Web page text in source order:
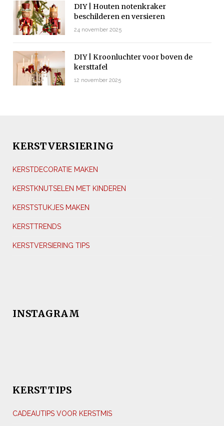
DIY | Houten notenkraker
beschilderen en versieren
24 november 2025
DIY | Kroonluchter voor boven de
kersttafel
12 november 2025
KERSTVERSIERING
KERSTDECORATIE MAKEN
KERSTKNUTSELEN MET KINDEREN
KERSTSTUKJES MAKEN
KERSTTRENDS
KERSTVERSIERING TIPS
INSTAGRAM
KERSTTIPS
CADEAUTIPS VOOR KERSTMIS